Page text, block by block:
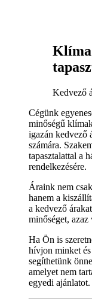
Kedvező
Cégünk
minőségű
igazán kedvező
számára.
tapasztalattal a
rendelkezésére.
Áraink nem
hanem a
a kedvező
minőséget, azaz
Ha Ön is
hívjon minket
segíthetünk
amelyet nem
egyedi ajánlatot.